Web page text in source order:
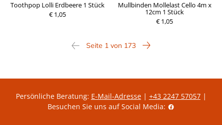
Toothpop Lolli Erdbeere 1 Stück
€ 1,05
Mullbinden Mollelast Cello 4m x
12cm 1 Stück
€ 1,05
Seite 1 von 173
Persönliche Beratung: E-Mail-Adresse| +43 2247 57057|
Besuchen Sie uns auf Social Media: